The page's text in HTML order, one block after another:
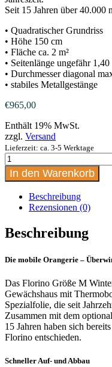
Seit 15 Jahren über 40.000
• Quadratischer Grundriss
• Höhe 150 cm
• Fläche ca. 2 m²
• Seitenlänge ungefähr 1,40
• Durchmesser diagonal
• stabiles Metallgestänge
€965,00
Enthält 19% MwSt.
zzgl. Versand
Lieferzeit: ca. 3-5 Werktage
Florino
Größe
M
Kübelpflanzen
Überwinterung
In den Warenkorb
Beschreibung
Rezensionen (0)
Beschreibung
Die mobile Orangerie –
Das Florino Größe M
Gewächshaus mit
Spezialfolie, die seit
Zusammen mit dem
15 Jahren haben sich
Florino entschieden.
Schneller Auf- und Abbau